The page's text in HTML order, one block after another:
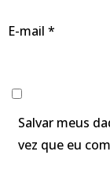
E-mail *
Salvar meus
vez que eu